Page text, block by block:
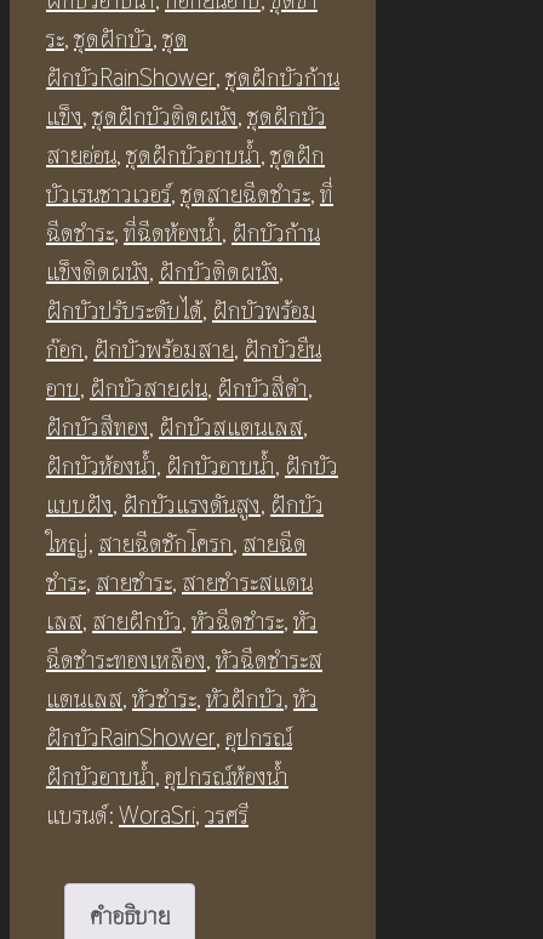
สาย
และ
ตะขอ
แข
วน
ส
แตน
เลส304สี
ทอง
ด้าน
BF341
SUS304
Bidet
Set
ชิ้น
ระ,ชุดฝักบัว,ชุด
ฝักบัวRainShower,ชุดฝักบัวก้าน
แข็ง,ชุดฝักบัวติดผนัง,ชุดฝักบัว
สายอ่อน,ชุดฝักบัวอาบน้ำ,ชุดฝัก
บัวเรนชาวเวอร์,ชุดสายฉีดชําระ,ที่
ฉีดชําระ,ที่ฉีดห้องน้ำ, ฝักบัวก้าน
แข็งติดผนัง, ฝักบัวติดผนัง,
ฝักบัวปรับระดับได้, ฝักบัวพร้อม
ก๊อก, ฝักบัวพร้อมสาย, ฝักบัวยืน
อาบ, ฝักบัวสายฝน, ฝักบัวสีดำ,
ฝักบัวสีทอง, ฝักบัวสแตนเลส,
ฝักบัวห้องน้ำ, ฝักบัวอาบน้ำ, ฝักบัว
แบบฝัง, ฝักบัวแรงดันสูง, ฝักบัว
ใหญ่, สายฉีดชักโครก, สายฉีด
ชำระ, สายชำระ, สายชำระสแตน
เลส, สายฝักบัว,หัวฉีดชำระ,หัว
ฉีดชำระทองเหลือง,หัวฉีดชำระส
แตนเลส,หัวชำระ,หัวฝักบัว,หัว
ฝักบัวRainShower,อุปกรณ์
ฝักบัวอาบน้ำ,อุปกรณ์ห้องน้ำ
แบรนด์:WoraSri,วรศรี
คำอธิบาย